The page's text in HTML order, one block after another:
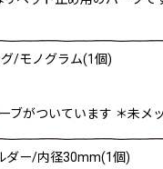
/モノグラム(1個)
ブがついています ＊未メ
ダー/内径30mm(1個)